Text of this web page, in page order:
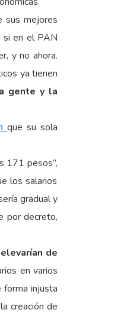
sus mejores
si en el PAN
y no ahora.
ya tienen
gente y la
que su sola
171 pesos”,
los salarios
gradual y
por decreto,
de
en varios
forma injusta
creación de